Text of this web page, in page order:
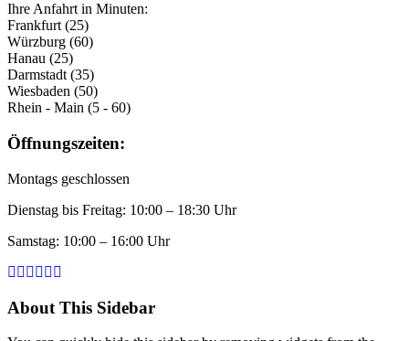
Ihre Anfahrt in Minuten:
Frankfurt (25)
Würzburg (60)
Hanau (25)
Darmstadt (35)
Wiesbaden (50)
Rhein - Main (5 - 60)
Öffnungszeiten:
Montags geschlossen
Dienstag bis Freitag: 10:00 – 18:30 Uhr
Samstag: 10:00 – 16:00 Uhr
About This Sidebar